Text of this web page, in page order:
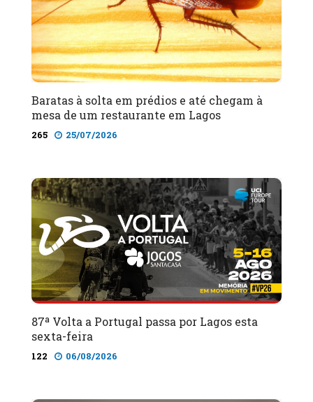
Baratas à solta em prédios e até chegam à
mesa de um restaurante em Lagos
265 25/07/2026
87ª Volta a Portugal passa por Lagos esta
sexta-feira
122 06/08/2026